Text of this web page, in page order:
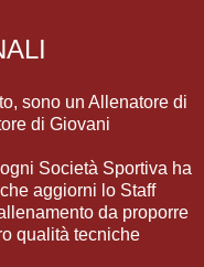
sono un Allenatore di
di Giovani
Società Sportiva ha
aggiorni lo Staff
da proporre
qualità tecniche